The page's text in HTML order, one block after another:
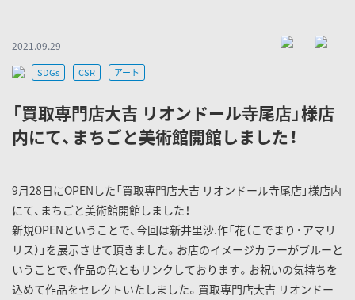
2021.09.29
SDGs CSR アート
「買取専門店大吉 リオンドール寺尾店」様店
内にて、まちごと美術館開館しました！
9月28日にOPENした「買取専門店大吉 リオンドール寺尾店」様店内
にて、まちごと美術館開館しました！
新規OPENということで、今回は新井里沙.作「花（こでまり・アマリ
リス）」を展示させて頂きました。お店のイメージカラーがブルーと
いうことで、作品の色ともリンクしております。お祝いの気持ちを
込めて作品をセレクトいたしました。買取専門店大吉 リオンドー